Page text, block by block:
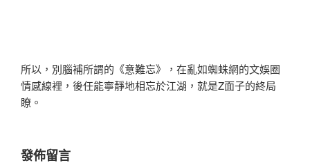
所以，別腦補所謂的《意難忘》，在亂如蜘蛛網的文娛圈
情感線裡，後任能寧靜地相忘於江湖，就是Z面子的終局
瞭。
發佈留言